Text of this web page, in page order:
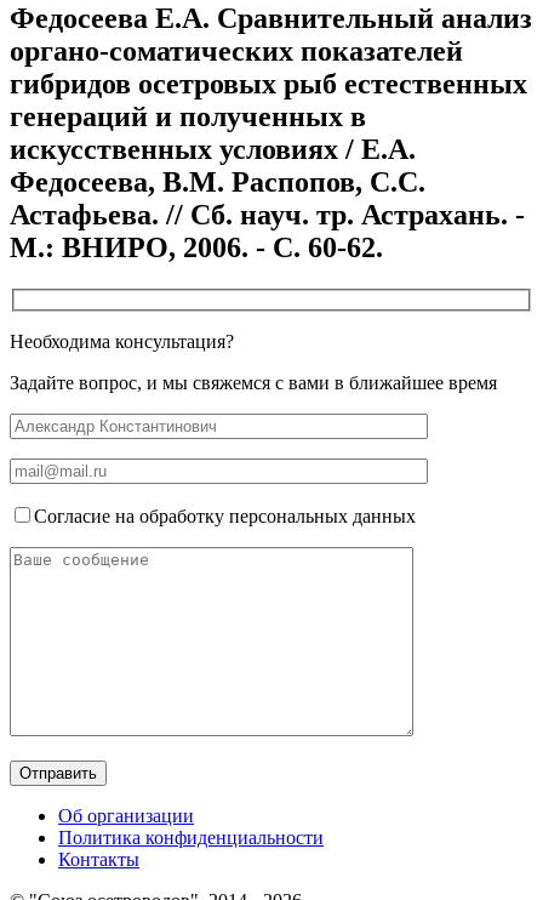
Федосеева Е.А. Сравнительный анализ
органо-соматических показателей
гибридов осетровых рыб естественных
генераций и полученных в
искусственных условиях / Е.А.
Федосеева, В.М. Распопов, С.С.
Астафьева. // Сб. науч. тр. Астрахань. -
М.: ВНИРО, 2006. - С. 60-62.
Необходима консультация?
Задайте вопрос, и мы свяжемся с вами в ближайшее время
Согласие на обработку персональных данных
Об организации
Политика конфиденциальности
Контакты